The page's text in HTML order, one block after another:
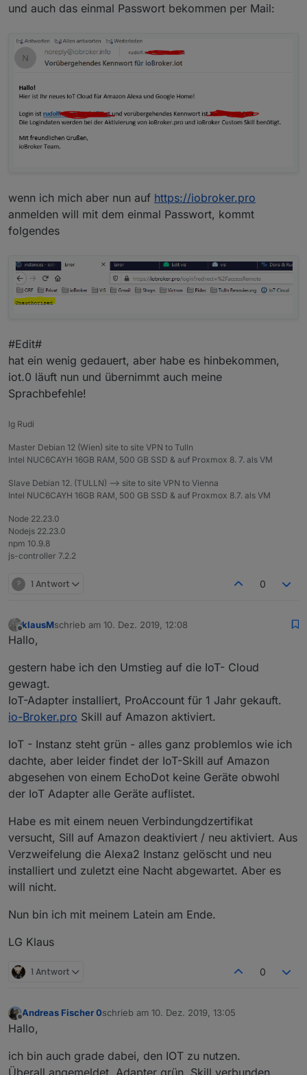
und auch das einmal Passwort bekommen per Mail:
wenn ich mich aber nun auf https://iobroker.pro
anmelden will mit dem einmal Passwort, kommt
folgendes
#Edit#
hat ein wenig gedauert, aber habe es hinbekommen,
iot.0 läuft nun und übernimmt auch meine
Sprachbefehle!
lg Rudi
Master Debian 12 (Wien) site to site VPN to Tulln
Intel NUC6CAYH 16GB RAM, 500 GB SSD & auf Proxmox 8. 7. als VM
Slave Debian 12. (TULLN) --> site to site VPN to Vienna
Intel NUC6CAYH 16GB RAM, 500 GB SSD & auf Proxmox 8.7. als VM
Node 22.23.0
Nodejs 22.23.0
npm 10.9.8
js-controller 7.2.2
? 1 Antwort 0
Offline
klausMschrieb am 10. Dez. 2019, 12:08
zuletzt editiert von
Hallo,
gestern habe ich den Umstieg auf die IoT- Cloud
gewagt.
IoT-Adapter installiert, ProAccount für 1 Jahr gekauft.
io-Broker.pro Skill auf Amazon aktiviert.
IoT - Instanz steht grün - alles ganz problemlos wie ich
dachte, aber leider findet der IoT-Skill auf Amazon
abgesehen von einem EchoDot keine Geräte obwohl
der IoT Adapter alle Geräte auflistet.
Habe es mit einem neuen Verbindungdzertifikat
versucht, Sill auf Amazon deaktiviert / neu aktiviert. Aus
Verzweifelung die Alexa2 Instanz gelöscht und neu
installiert und zuletzt eine Nacht abgewartet. Aber es
will nicht.
Nun bin ich mit meinem Latein am Ende.
LG Klaus
1 Antwort 0
Offline
Andreas Fischer 0schrieb am 10. Dez. 2019, 13:05
zuletzt editiert von
Hallo,
ich bin auch grade dabei, den IOT zu nutzen.
Überall angemeldet, Adapter grün, Skill verbunden,